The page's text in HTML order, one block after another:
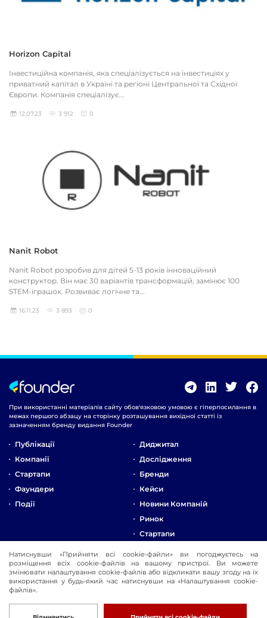
Horizon Capital
Інвестиційна компанія, яка спеціалізується на інвестиціях у
приватний капітал в Україні та регіоні Центральної та Східної
Європи. Компанія спеціалізує...
12.07.23 3 912 0
Nanit Robot
Nanit Robot розробив для дітей 5-13 років інноваційний
конструктор. Він має 30 варіантів трансформацій, замінює 100
STEM-іграшок. Розвиває логічне та...
16.11.23 3 893 0
При використанні матеріалів сайту обов'язковою умовою є гіперпосилання в
межах першого абзацу на сторінку розташування вихідної статті із
зазначенням бренду видання Founder
Публікації
Компанії
Стартапи
Фаундери
Події
Диджитал
Дослідження
Бренди
Кейси
Новини Компаній
Ринок
Стартапи
Про Компанію
Реклама
Контакти
Натиснувши «Прийняти всі cookie-файли» ви погоджуєтесь на
розміщення всіх cookie-файлів на вашому пристрої. Ви можете
змінювати налаштування cookie-файлів або відкликати вашу згоду на їх
використання у будь-який час натиснувши на «Налаштування cookie-
файлів».